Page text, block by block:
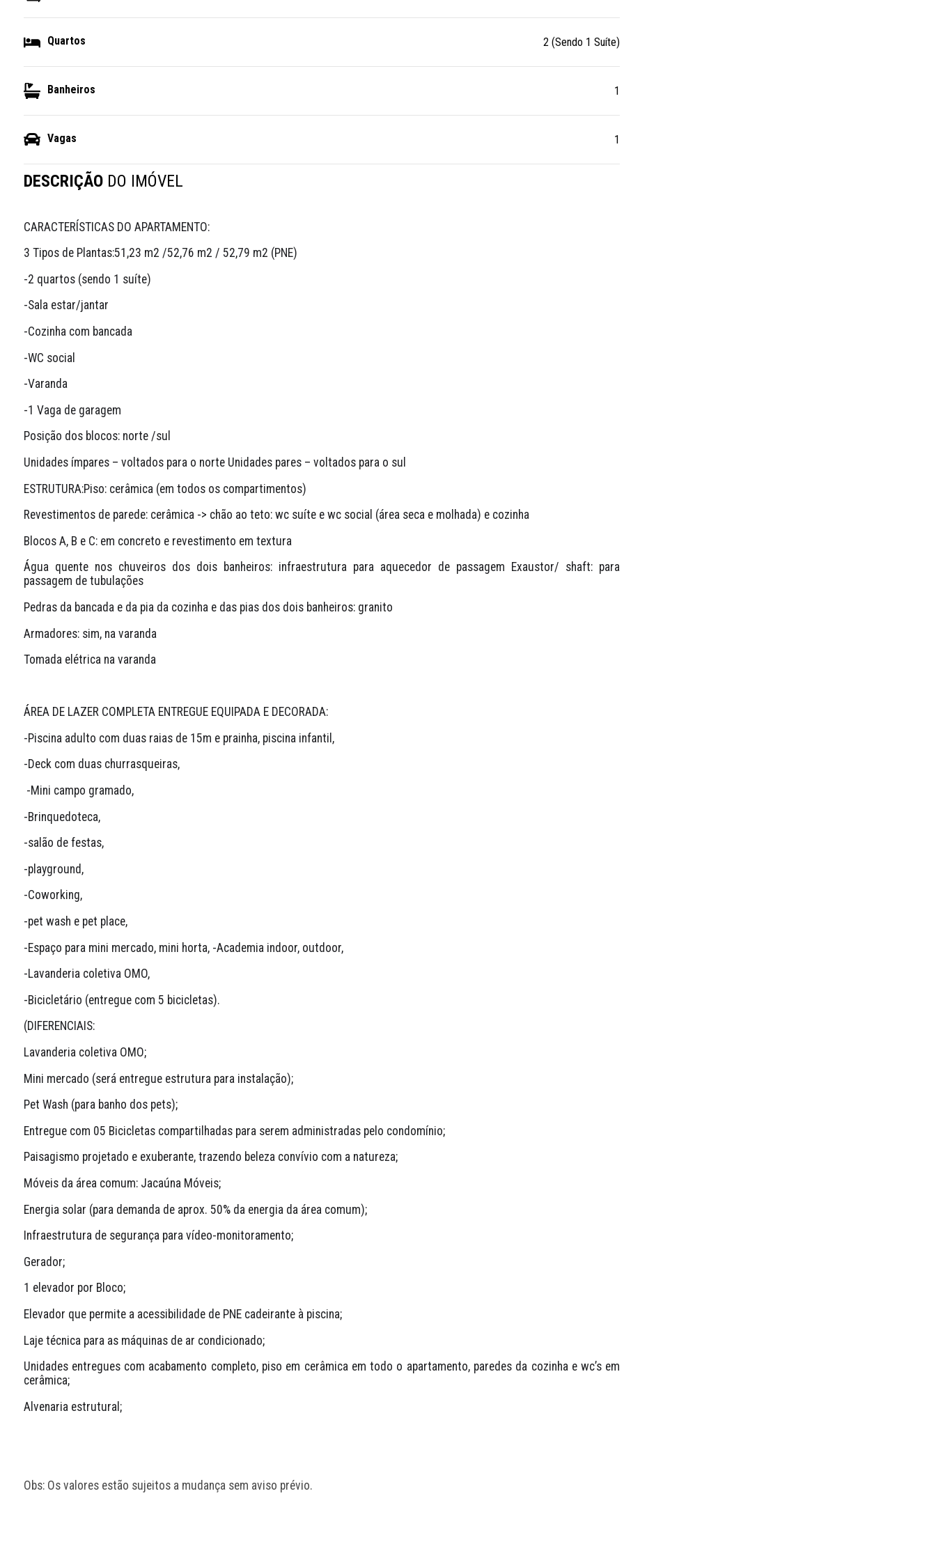
Quartos 2 (Sendo 1 Suíte)
Banheiros 1
Vagas 1
DESCRIÇÃO DO IMÓVEL
CARACTERÍSTICAS DO APARTAMENTO:
3 Tipos de Plantas:51,23 m2 /52,76 m2 / 52,79 m2 (PNE)
-2 quartos (sendo 1 suíte)
-Sala estar/jantar
-Cozinha com bancada
-WC social
-Varanda
-1 Vaga de garagem
Posição dos blocos: norte /sul
Unidades ímpares – voltados para o norte Unidades pares – voltados para o sul
ESTRUTURA:Piso: cerâmica (em todos os compartimentos)
Revestimentos de parede: cerâmica -> chão ao teto: wc suíte e wc social (área seca e molhada) e cozinha
Blocos A, B e C: em concreto e revestimento em textura
Água quente nos chuveiros dos dois banheiros: infraestrutura para aquecedor de passagem Exaustor/ shaft: para
passagem de tubulações
Pedras da bancada e da pia da cozinha e das pias dos dois banheiros: granito
Armadores: sim, na varanda
Tomada elétrica na varanda
ÁREA DE LAZER COMPLETA ENTREGUE EQUIPADA E DECORADA:
-Piscina adulto com duas raias de 15m e prainha, piscina infantil,
-Deck com duas churrasqueiras,
-Mini campo gramado,
-Brinquedoteca,
-salão de festas,
-playground,
-Coworking,
-pet wash e pet place,
-Espaço para mini mercado, mini horta, -Academia indoor, outdoor,
-Lavanderia coletiva OMO,
-Bicicletário (entregue com 5 bicicletas).
(DIFERENCIAIS:
Lavanderia coletiva OMO;
Mini mercado (será entregue estrutura para instalação);
Pet Wash (para banho dos pets);
Entregue com 05 Bicicletas compartilhadas para serem administradas pelo condomínio;
Paisagismo projetado e exuberante, trazendo beleza convívio com a natureza;
Móveis da área comum: Jacaúna Móveis;
Energia solar (para demanda de aprox. 50% da energia da área comum);
Infraestrutura de segurança para vídeo-monitoramento;
Gerador;
1 elevador por Bloco;
Elevador que permite a acessibilidade de PNE cadeirante à piscina;
Laje técnica para as máquinas de ar condicionado;
Unidades entregues com acabamento completo, piso em cerâmica em todo o apartamento, paredes da cozinha e wc’s em
cerâmica;
Alvenaria estrutural;
Obs: Os valores estão sujeitos a mudança sem aviso prévio.